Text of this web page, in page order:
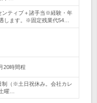
ンティブ＋諸手当※経験・年
します。※固定残業代54…
20時間程
制（※土日祝休み。会社カレ
曜…